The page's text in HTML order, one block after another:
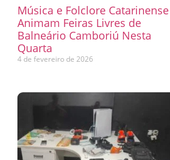
Música e Folclore Catarinense
Animam Feiras Livres de
Balneário Camboriú Nesta
Quarta
4 de fevereiro de 2026